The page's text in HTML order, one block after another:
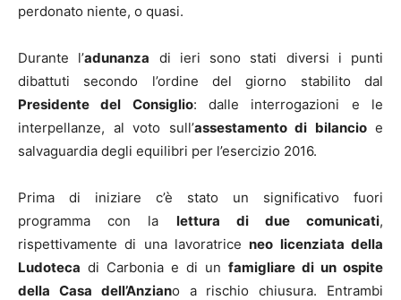
perdonato niente, o quasi.
Durante l’adunanza di ieri sono stati diversi i punti
dibattuti secondo l’ordine del giorno stabilito dal
Presidente del Consiglio: dalle interrogazioni e le
interpellanze, al voto sull’assestamento di bilancioe
salvaguardia degli equilibri per l’esercizio 2016.
Prima di iniziare c’è stato un significativo fuori
programma con la lettura di due comunicati,
rispettivamente di una lavoratriceneo licenziata della
Ludoteca di Carbonia e di un famigliare di un ospite
della Casa dell’Anziano a rischio chiusura. Entrambi